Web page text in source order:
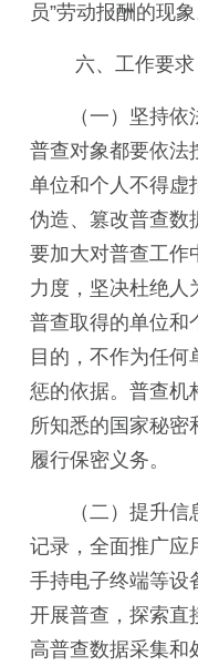
员”劳动报酬的现象
六、工作要求
（一）坚持依
普查对象都要依法
单位和个人不得虚
伪造、篡改普查数
要加大对普查工作
力度，坚决杜绝人
普查取得的单位和
目的，不作为任
惩的依据。普查机
所知悉的国家秘密
履行保密义务。
（二）提升信
记录，全面推广应
手持电子终端等设
开展普查，探索直
高普查数据采集和